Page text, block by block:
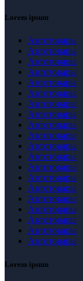
Lorem ipsum
Автотовары
Автотовары
Автотовары
Автотовары
Автотовары
Автотовары
Автотовары
Автотовары
Автотовары
Автотовары
Автотовары
Автотовары
Автотовары
Автотовары
Автотовары
Автотовары
Автотовары
Автотовары
Автотовары
Автотовары
Lorem ipsum